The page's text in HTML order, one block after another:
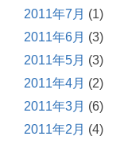
2011年7月 (1)
2011年6月 (3)
2011年5月 (3)
2011年4月 (2)
2011年3月 (6)
2011年2月 (4)